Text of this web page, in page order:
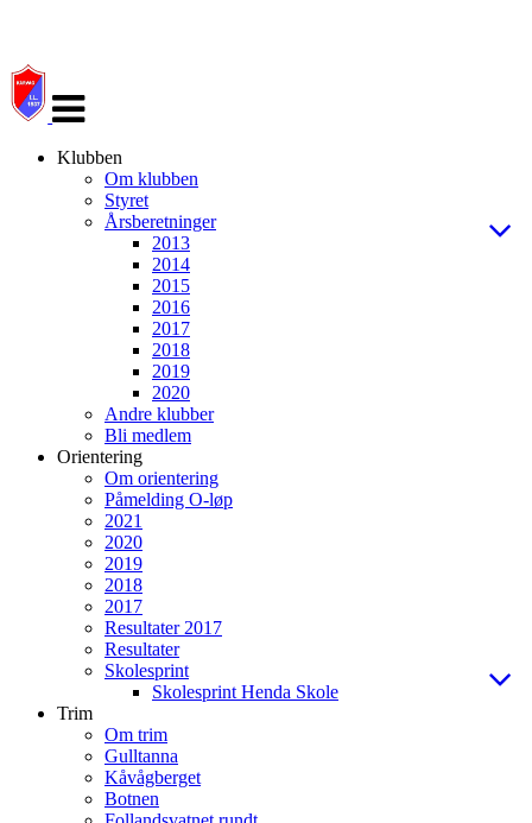
navigasjon
Klubben
Om klubben
Styret
Årsberetninger
2013
2014
2015
2016
2017
2018
2019
2020
Andre klubber
Bli medlem
Orientering
Om orientering
Påmelding O-løp
2021
2020
2019
2018
2017
Resultater 2017
Resultater
Skolesprint
Skolesprint Henda Skole
Trim
Om trim
Gulltanna
Kåvågberget
Botnen